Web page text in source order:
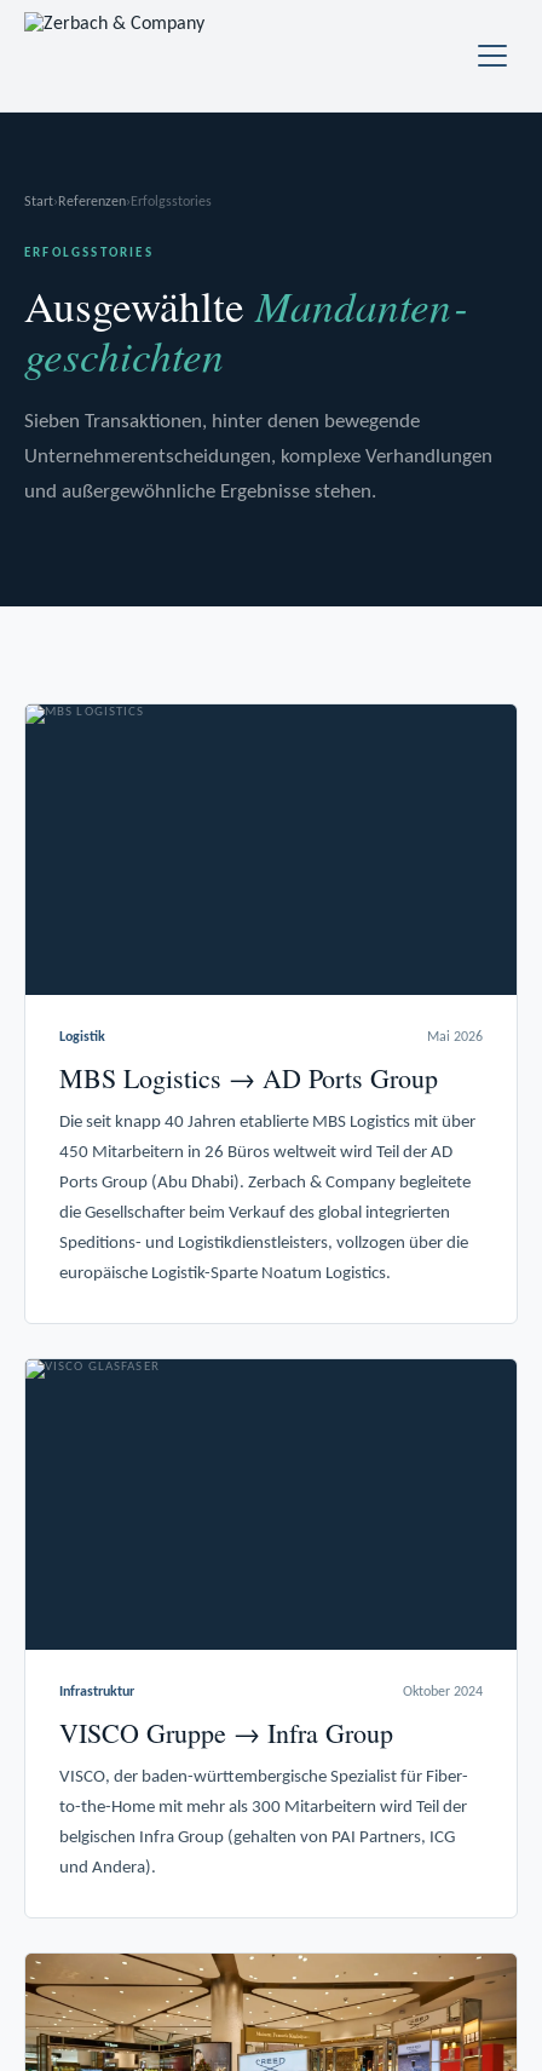
Start› Referenzen› Erfolgsstories
ERFOLGSSTORIES
AusgewählteMandanten­
geschichten
Sieben Transaktionen, hinter denen bewegende
Unternehmerentscheidungen, komplexe Verhandlungen
und außergewöhnliche Ergebnisse stehen.
Logistik Mai 2026
MBS Logistics → AD Ports Group
Die seit knapp 40 Jahren etablierte MBS Logistics mit über
450 Mitarbeitern in 26 Büros weltweit wird Teil der AD
Ports Group (Abu Dhabi). Zerbach & Company begleitete
die Gesellschafter beim Verkauf des global integrierten
Speditions- und Logistikdienstleisters, vollzogen über die
europäische Logistik-Sparte Noatum Logistics.
Infrastruktur Oktober 2024
VISCO Gruppe → Infra Group
VISCO, der baden-württembergische Spezialist für Fiber-
to-the-Home mit mehr als 300 Mitarbeitern wird Teil der
belgischen Infra Group (gehalten von PAI Partners, ICG
und Andera).